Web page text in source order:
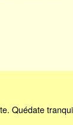
Quédate